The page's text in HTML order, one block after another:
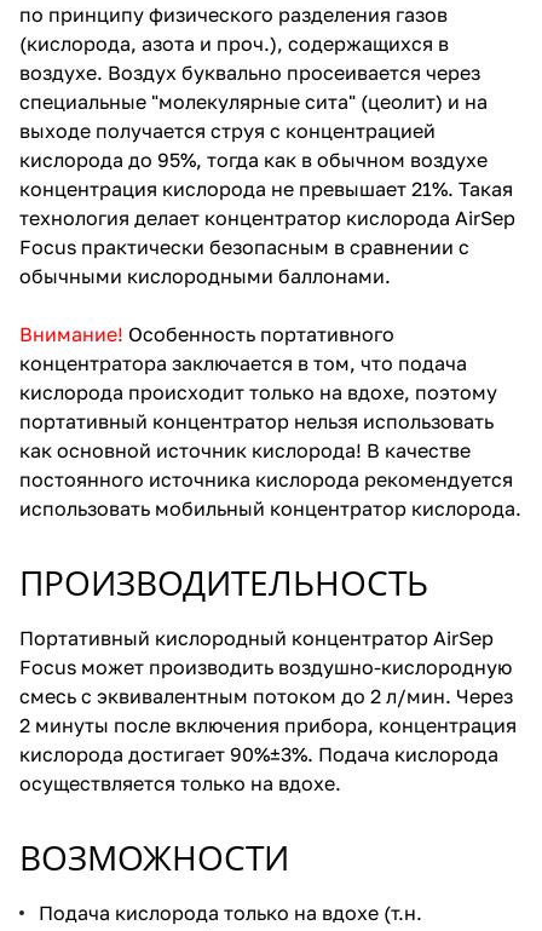
по принципу физического разделения газов
(кислорода, азота и проч.), содержащихся в
воздухе. Воздух буквально просеивается через
специальные "молекулярные сита" (цеолит) и на
выходе получается струя с концентрацией
кислорода до 95%, тогда как в обычном воздухе
концентрация кислорода не превышает 21%. Такая
технология делает концентратор кислорода AirSep
Focus практически безопасным в сравнении с
обычными кислородными баллонами.
Внимание! Особенность портативного
концентратора заключается в том, что подача
кислорода происходит только на вдохе, поэтому
портативный концентратор нельзя использовать
как основной источник кислорода! В качестве
постоянного источника кислорода рекомендуется
использовать мобильный концентратор кислорода.
ПРОИЗВОДИТЕЛЬНОСТЬ
Портативный кислородный концентратор AirSep
Focus может производить воздушно-кислородную
смесь с эквивалентным потоком до 2 л/мин. Через
2 минуты после включения прибора, концентрация
кислорода достигает 90%±3%. Подача кислорода
осуществляется только на вдохе.
ВОЗМОЖНОСТИ
Подача кислорода только на вдохе (т.н.